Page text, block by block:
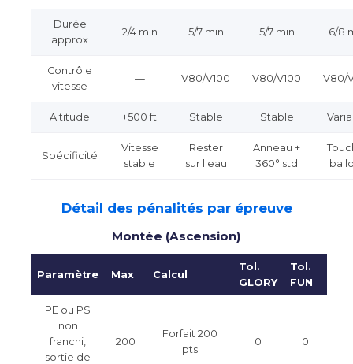
Durée
approx
2/4 min 5/7 min 5/7 min 6/8
Contrôle
vitesse
— V80/V100 V80/V100 V80/
Altitude +500 ft Stable Stable
Spécificité
Vitesse
stable
Rester
sur l'eau
Anneau +
360° std
Détail des pénalités par épreuve
Montée (Ascension)
Paramètre Max Calcul
Tol.
GLORY
Tol.
FUN
PE ou PS
non
franchi,
sortie de
200
Forfait 200
pts
0 0